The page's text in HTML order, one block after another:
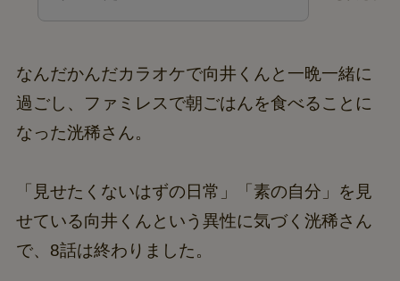
なんだかんだカラオケで向井くんと一晩一緒に
過ごし、ファミレスで朝ごはんを食べることに
なった洸稀さん。
「見せたくないはずの日常」「素の自分」を見
せている向井くんという異性に気づく洸稀さん
で、8話は終わりました。